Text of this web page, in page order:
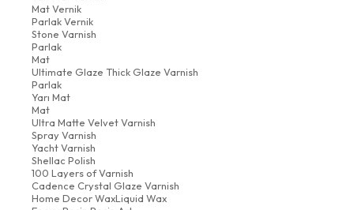
Mat Vernik
Parlak Vernik
Stone Varnish
Parlak
Mat
Ultimate Glaze Thick Glaze Varnish
Parlak
Yarı Mat
Mat
Ultra Matte Velvet Varnish
Spray Varnish
Yacht Varnish
Shellac Polish
100 Layers of Varnish
Cadence Crystal Glaze Varnish
Home Decor WaxLiquid Wax